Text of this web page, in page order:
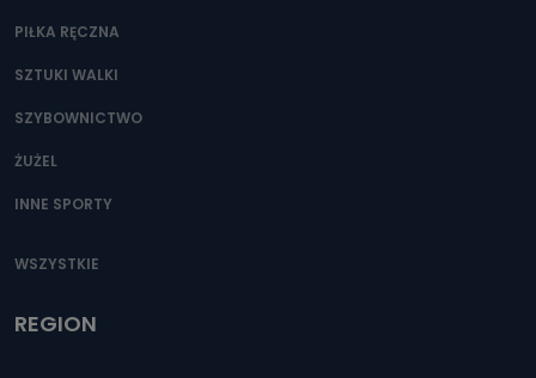
PIŁKA RĘCZNA
SZTUKI WALKI
SZYBOWNICTWO
ŻUŻEL
INNE SPORTY
WSZYSTKIE
REGION